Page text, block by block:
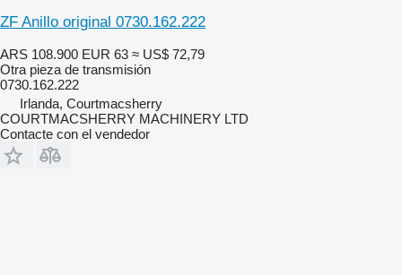
ZF Anillo original 0730.162.222
ARS 108.900 EUR 63 ≈ US$ 72,79
Otra pieza de transmisión
0730.162.222
Irlanda, Courtmacsherry
COURTMACSHERRY MACHINERY LTD
Contacte con el vendedor